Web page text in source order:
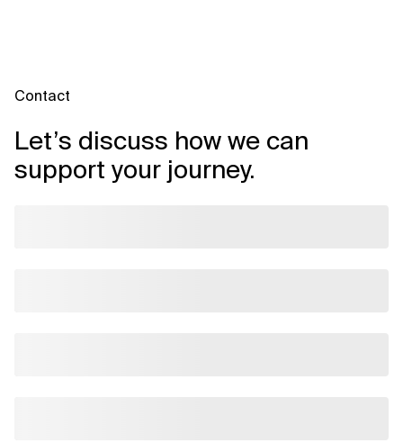
Contact
Let’s discuss how we can
support your journey.